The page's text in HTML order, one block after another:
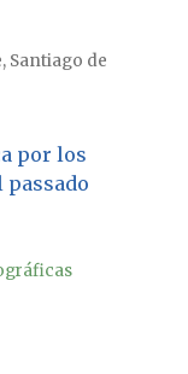
Santiago de
por los
passado